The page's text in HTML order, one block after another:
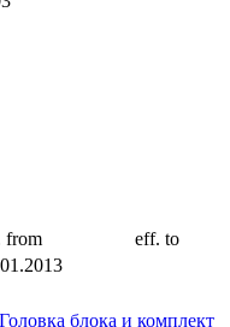
from
eff. to
Головка блока и комплект